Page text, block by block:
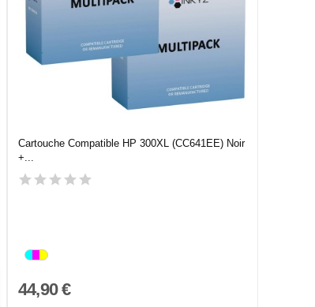
Cartouche Compatible HP 300XL (CC641EE) Noir
+...
44,90 €